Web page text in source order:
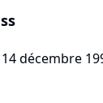
décembre